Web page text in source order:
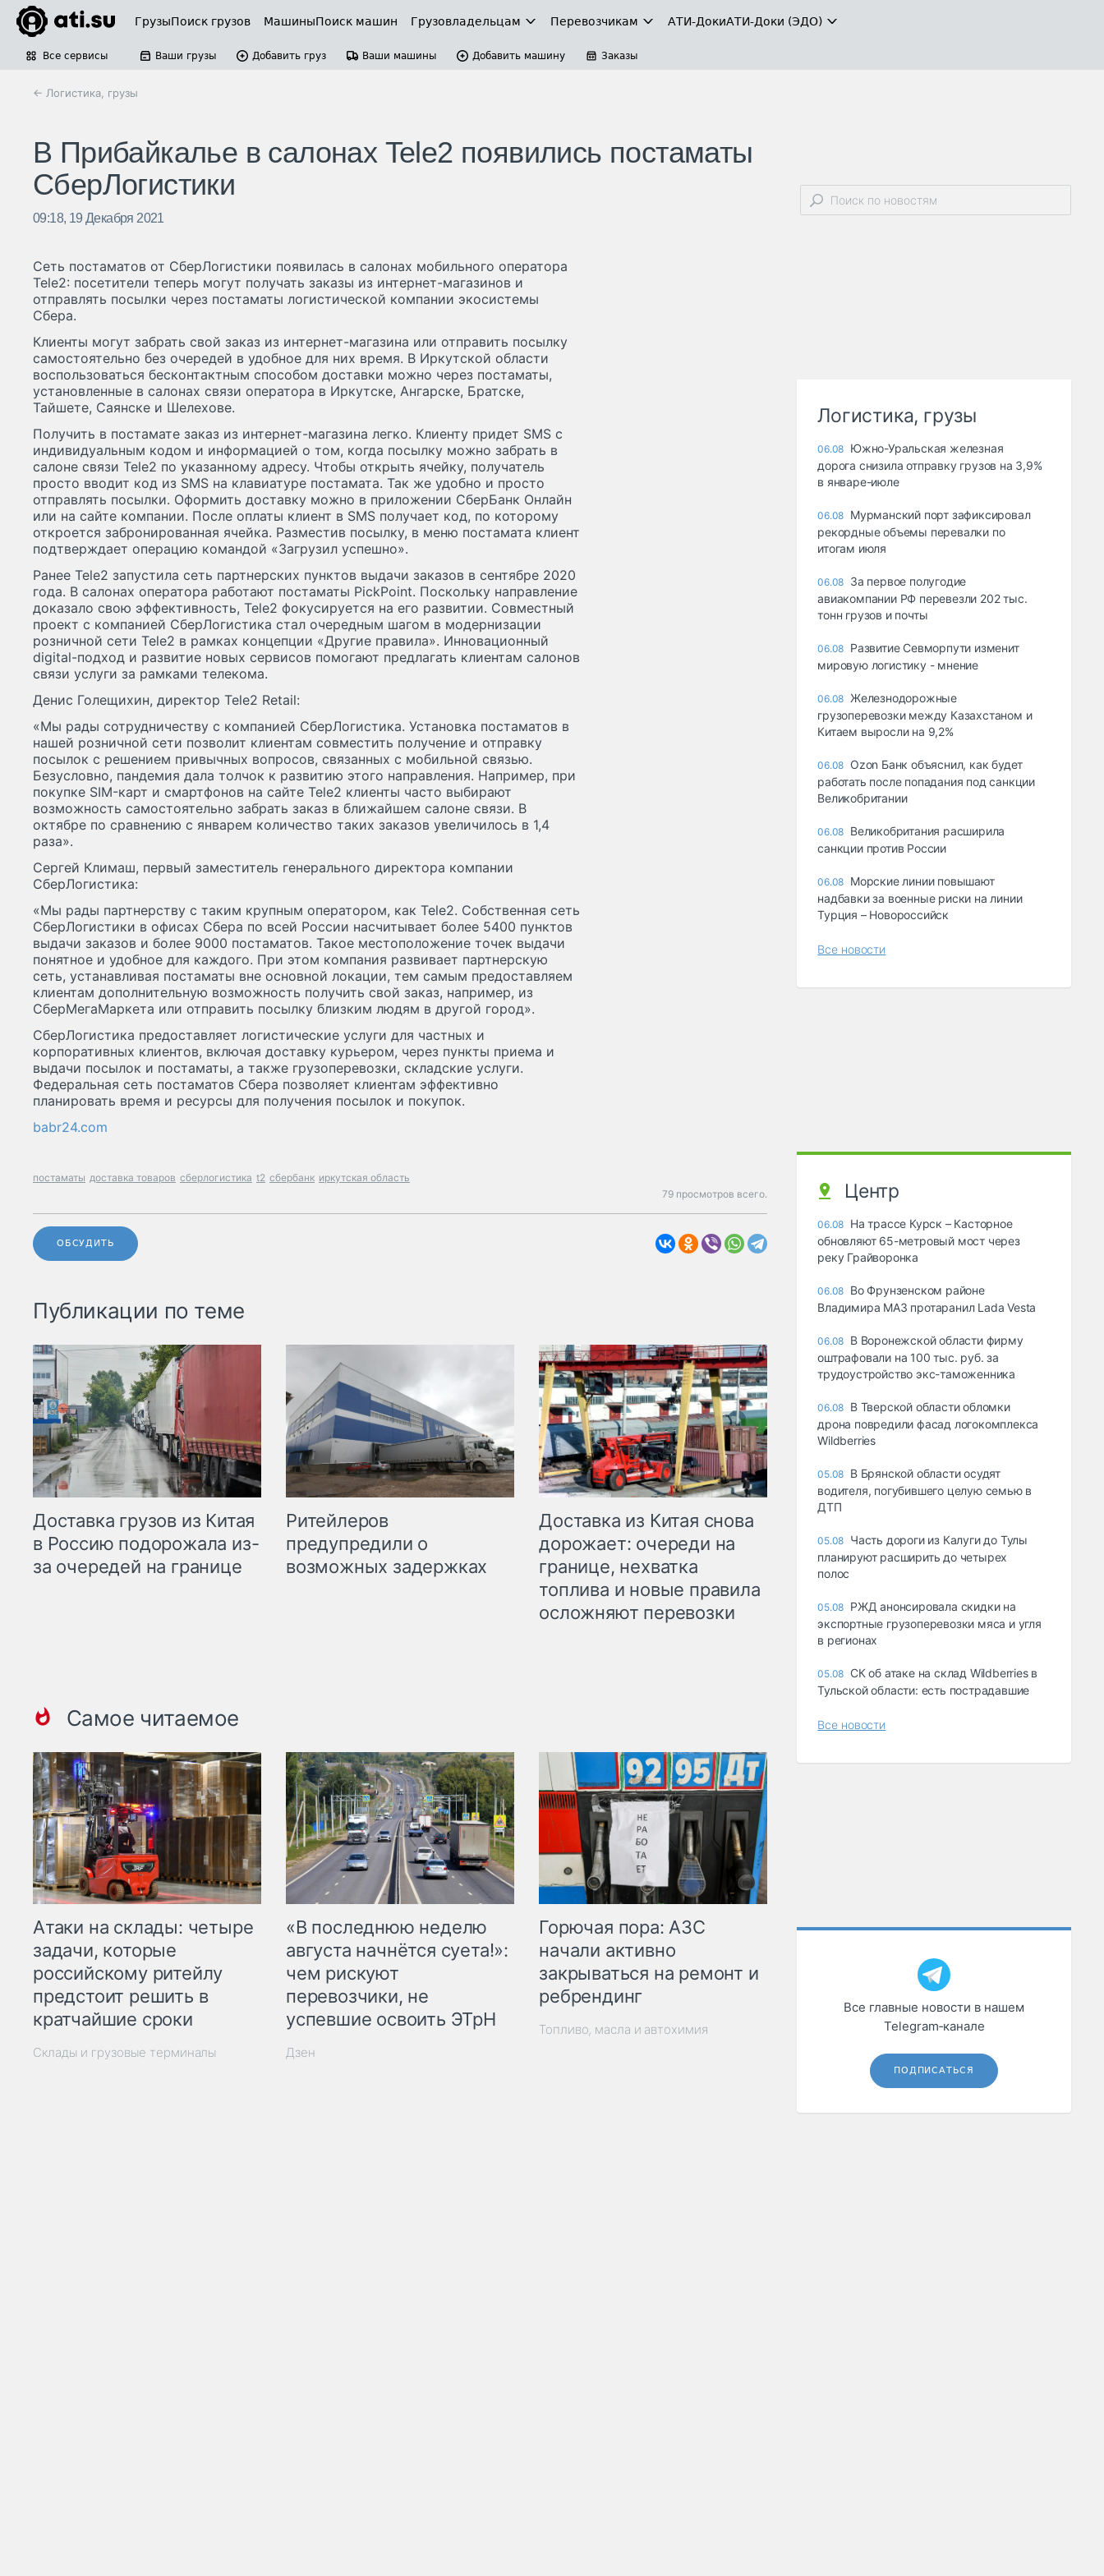
ГрузыПоиск грузов МашиныПоиск машин Грузовладельцам Перевозчикам АТИ-ДокиАТИ-Доки (ЭДО)
Все сервисы Ваши грузы Добавить груз Ваши машины Добавить машину Заказы
← Логистика, грузы
В Прибайкалье в салонах Tele2 появились постаматы
СберЛогистики
09:18, 19 Декабря 2021
Сеть постаматов от СберЛогистики появилась в салонах мобильного оператора
Tele2: посетители теперь могут получать заказы из интернет-магазинов и
отправлять посылки через постаматы логистической компании экосистемы
Сбера.
Клиенты могут забрать свой заказ из интернет-магазина или отправить посылку
самостоятельно без очередей в удобное для них время. В Иркутской области
воспользоваться бесконтактным способом доставки можно через постаматы,
установленные в салонах связи оператора в Иркутске, Ангарске, Братске,
Тайшете, Саянске и Шелехове.
Получить в постамате заказ из интернет-магазина легко. Клиенту придет SMS с
индивидуальным кодом и информацией о том, когда посылку можно забрать в
салоне связи Tele2 по указанному адресу. Чтобы открыть ячейку, получатель
просто вводит код из SMS на клавиатуре постамата. Так же удобно и просто
отправлять посылки. Оформить доставку можно в приложении СберБанк Онлайн
или на сайте компании. После оплаты клиент в SMS получает код, по которому
откроется забронированная ячейка. Разместив посылку, в меню постамата клиент
подтверждает операцию командой «Загрузил успешно».
Ранее Tele2 запустила сеть партнерских пунктов выдачи заказов в сентябре 2020
года. В салонах оператора работают постаматы PickPoint. Поскольку направление
доказало свою эффективность, Tele2 фокусируется на его развитии. Совместный
проект с компанией СберЛогистика стал очередным шагом в модернизации
розничной сети Tele2 в рамках концепции «Другие правила». Инновационный
digital-подход и развитие новых сервисов помогают предлагать клиентам салонов
связи услуги за рамками телекома.
Денис Голещихин, директор Tele2 Retail:
«Мы рады сотрудничеству с компанией СберЛогистика. Установка постаматов в
нашей розничной сети позволит клиентам совместить получение и отправку
посылок с решением привычных вопросов, связанных с мобильной связью.
Безусловно, пандемия дала толчок к развитию этого направления. Например, при
покупке SIM-карт и смартфонов на сайте Tele2 клиенты часто выбирают
возможность самостоятельно забрать заказ в ближайшем салоне связи. В
октябре по сравнению с январем количество таких заказов увеличилось в 1,4
раза».
Сергей Климаш, первый заместитель генерального директора компании
СберЛогистика:
«Мы рады партнерству с таким крупным оператором, как Tele2. Собственная сеть
СберЛогистики в офисах Сбера по всей России насчитывает более 5400 пунктов
выдачи заказов и более 9000 постаматов. Такое местоположение точек выдачи
понятное и удобное для каждого. При этом компания развивает партнерскую
сеть, устанавливая постаматы вне основной локации, тем самым предоставляем
клиентам дополнительную возможность получить свой заказ, например, из
СберМегаМаркета или отправить посылку близким людям в другой город».
СберЛогистика предоставляет логистические услуги для частных и
корпоративных клиентов, включая доставку курьером, через пункты приема и
выдачи посылок и постаматы, а также грузоперевозки, складские услуги.
Федеральная сеть постаматов Сбера позволяет клиентам эффективно
планировать время и ресурсы для получения посылок и покупок.
babr24.com
постаматы доставка товаров сберлогистика t2 сбербанк иркутская область
79 просмотров всего.
ОБСУДИТЬ
Публикации по теме
Доставка грузов из Китая
в Россию подорожала из-
за очередей на границе
Ритейлеров
предупредили о
возможных задержках
Доставка из Китая снова
дорожает: очереди на
границе, нехватка
топлива и новые правила
осложняют перевозки
Самое читаемое
Атаки на склады: четыре
задачи, которые
российскому ритейлу
предстоит решить в
кратчайшие сроки
Склады и грузовые терминалы
«В последнюю неделю
августа начнётся суета!»:
чем рискуют
перевозчики, не
успевшие освоить ЭТрН
Дзен
Горючая пора: АЗС
начали активно
закрываться на ремонт и
ребрендинг
Топливо, масла и автохимия
Логистика, грузы
06.08 Южно-Уральская железная
дорога снизила отправку грузов на 3,9%
в январе-июле
06.08 Мурманский порт зафиксировал
рекордные объемы перевалки по
итогам июля
06.08 За первое полугодие
авиакомпании РФ перевезли 202 тыс.
тонн грузов и почты
06.08 Развитие Севморпути изменит
мировую логистику - мнение
06.08 Железнодорожные
грузоперевозки между Казахстаном и
Китаем выросли на 9,2%
06.08 Ozon Банк объяснил, как будет
работать после попадания под санкции
Великобритании
06.08 Великобритания расширила
санкции против России
06.08 Морские линии повышают
надбавки за военные риски на линии
Турция – Новороссийск
Все новости
Центр
06.08 На трассе Курск – Касторное
обновляют 65-метровый мост через
реку Грайворонка
06.08 Во Фрунзенском районе
Владимира МАЗ протаранил Lada Vesta
06.08 В Воронежской области фирму
оштрафовали на 100 тыс. руб. за
трудоустройство экс-таможенника
06.08 В Тверской области обломки
дрона повредили фасад логокомплекса
Wildberries
05.08 В Брянской области осудят
водителя, погубившего целую семью в
ДТП
05.08 Часть дороги из Калуги до Тулы
планируют расширить до четырех
полос
05.08 РЖД анонсировала скидки на
экспортные грузоперевозки мяса и угля
в регионах
05.08 СК об атаке на склад Wildberries в
Тульской области: есть пострадавшие
Все новости
Все главные новости в нашем
Telegram‑канале
ПОДПИСАТЬСЯ